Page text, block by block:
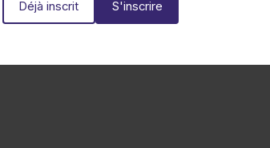
Déjà inscritles villes d’Alma, […]